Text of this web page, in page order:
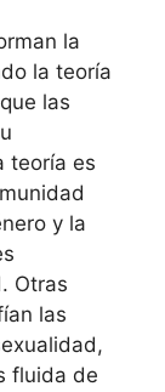
la
la teoría
las
teoría es
y la
Otras
las
fluida de